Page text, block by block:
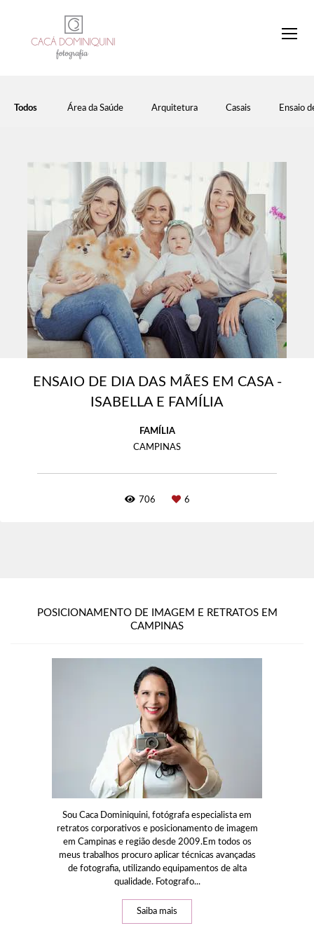
Todos Área da Saúde Arquitetura Casais Ensaio
ENSAIO DE DIA DAS MÃES EM CASA -
ISABELLA E FAMÍLIA
FAMÍLIA
CAMPINAS
706 6
POSICIONAMENTO DE IMAGEM E RETRATOS EM
CAMPINAS
Sou Caca Dominiquini, fotógrafa especialista em
retratos corporativos e posicionamento de imagem
em Campinas e região desde 2009.Em todos os
meus trabalhos procuro aplicar técnicas avançadas
de fotografia, utilizando equipamentos de alta
qualidade. Fotografo...
Saiba mais